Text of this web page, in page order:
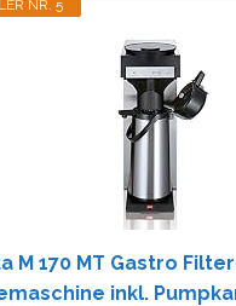
NR. 5
M 170 MT Gastro
inkl.